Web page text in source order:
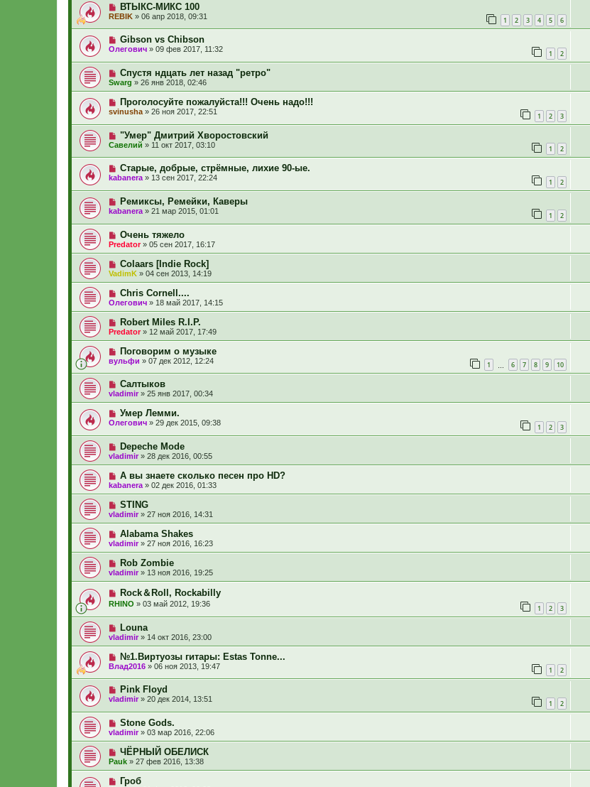
ВТЫКС-МИКС 100
REBIK » 06 апр 2018, 09:31 1 2 3 4 5 6
Gibson vs Chibson
Олегович » 09 фев 2017, 11:32 1 2
Спустя ндцать лет назад "ретро"
Swarg » 26 янв 2018, 02:46
Проголосуйте пожалуйста!!! Очень надо!!!
svinusha » 26 ноя 2017, 22:51 1 2 3
"Умер" Дмитрий Хворостовский
Савелий » 11 окт 2017, 03:10 1 2
Старые, добрые, стрёмные, лихие 90-ые.
kabanera» 13 сен 2017, 22:24 1 2
Ремиксы, Ремейки, Каверы
kabanera » 21 мар 2015, 01:01 1 2
Очень тяжело
Predator» 05 сен 2017, 16:17
Colaars [Indie Rock]
VadimK » 04 сен 2013, 14:19
Chris Cornell....
Олегович » 18 май 2017, 14:15
Robert Miles R.I.P.
Predator» 12 май 2017, 17:49
Поговорим о музыке
вульфи » 07 дек 2012, 12:24 1 6 7 8 9 10
Cалтыков
vladimir» 25 янв 2017, 00:34
Умер Лемми.
Олегович » 29 дек 2015, 09:38 1 2 3
Depeche Mode
vladimir» 28 дек 2016, 00:55
А вы знаете сколько песен про HD?
kabanera » 02 дек 2016, 01:33
STING
vladimir» 27 ноя 2016, 14:31
Alabama Shakes
vladimir» 27 ноя 2016, 16:23
Rob Zombie
vladimir» 13 ноя 2016, 19:25
Rock＆Roll, Rockabilly
RHINO » 03 май 2012, 19:36 1 2 3
Louna
vladimir» 14 окт 2016, 23:00
№1.Виртуозы гитары: Estas Tonne...
Влад2016 » 06 ноя 2013, 19:47 1 2
Pink Floyd
vladimir» 20 дек 2014, 13:51 1 2
Stone Gods.
vladimir» 03 мар 2016, 22:06
ЧЁРНЫЙ ОБЕЛИСК
Pauk » 27 фев 2016, 13:38
Гроб